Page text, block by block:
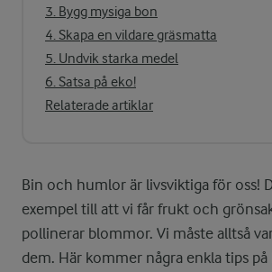
3. Bygg mysiga bon
4. Skapa en vildare gräsmatta
5. Undvik starka medel
6. Satsa på eko!
Relaterade artiklar
Bin och humlor är livsviktiga för oss!
exempel till att vi får frukt och
pollinerar blommor. Vi måste alltså
dem. Här kommer några enkla tips